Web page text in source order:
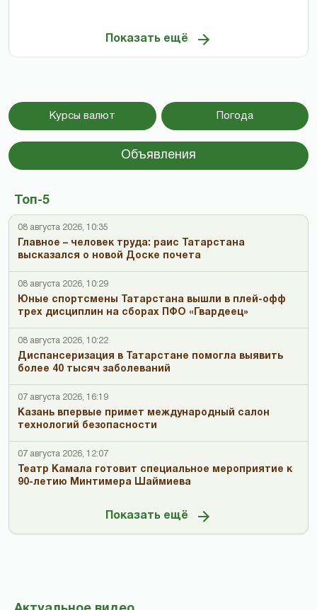
Показать ещё
Курсы валют Погода
Объявления
Топ-5
08 августа 2026, 10:35
Главное – человек труда: раис Татарстана
высказался о новой Доске почета
08 августа 2026, 10:29
Юные спортсмены Татарстана вышли в плей-офф
трех дисциплин на сборах ПФО «Гвардеец»
08 августа 2026, 10:22
Диспансеризация в Татарстане помогла выявить
более 40 тысяч заболеваний
07 августа 2026, 16:19
Казань впервые примет международный салон
технологий безопасности
07 августа 2026, 12:07
Театр Камала готовит специальное мероприятие к
90-летию Минтимера Шаймиева
Показать ещё